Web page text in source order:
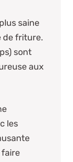
saine
de friture.
sont
aux
les
faire